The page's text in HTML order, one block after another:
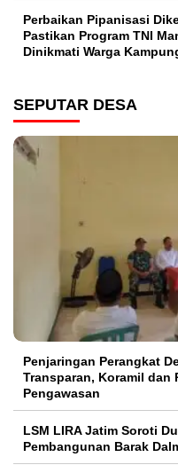
Perbaikan Pipanisasi
Pastikan Program TNI
Dinikmati Warga
SEPUTAR DESA
Penjaringan Perangkat
Transparan, Koramil dan
Pengawasan
LSM LIRA Jatim Soroti
Pembangunan Barak